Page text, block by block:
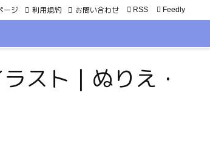
ージ 利用規約 お問い合わせ  RSS Feedly
スト｜ぬりえ・